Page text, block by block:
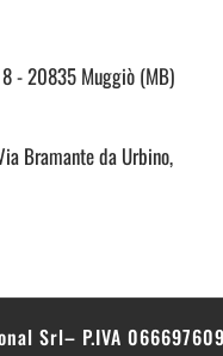
- 20835 Muggiò (MB)
Bramante da Urbino,
Srl– P.IVA